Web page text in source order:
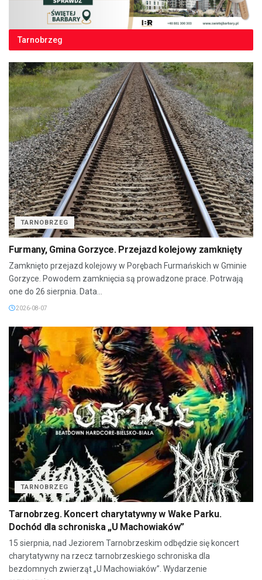
Tarnobrzeg
TARNOBRZEG
Furmany, Gmina Gorzyce. Przejazd kolejowy zamknięty
Zamknięto przejazd kolejowy w Porębach Furmańskich w Gminie
Gorzyce. Powodem zamknięcia są prowadzone prace. Potrwają
one do 26 sierpnia. Data...
2026-08-07
TARNOBRZEG
Tarnobrzeg. Koncert charytatywny w Wake Parku.
Dochód dla schroniska „U Machowiaków”
15 sierpnia, nad Jeziorem Tarnobrzeskim odbędzie się koncert
charytatywny na rzecz tarnobrzeskiego schroniska dla
bezdomnych zwierząt „U Machowiaków”. Wydarzenie